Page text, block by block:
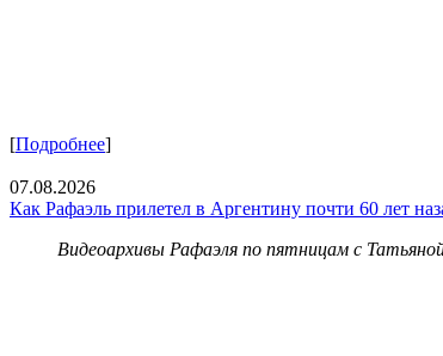
[Подробнее]
07.08.2026
Как Рафаэль прилетел в Аргентину почти 60 лет
Видеоархивы Рафаэля по пятницам с